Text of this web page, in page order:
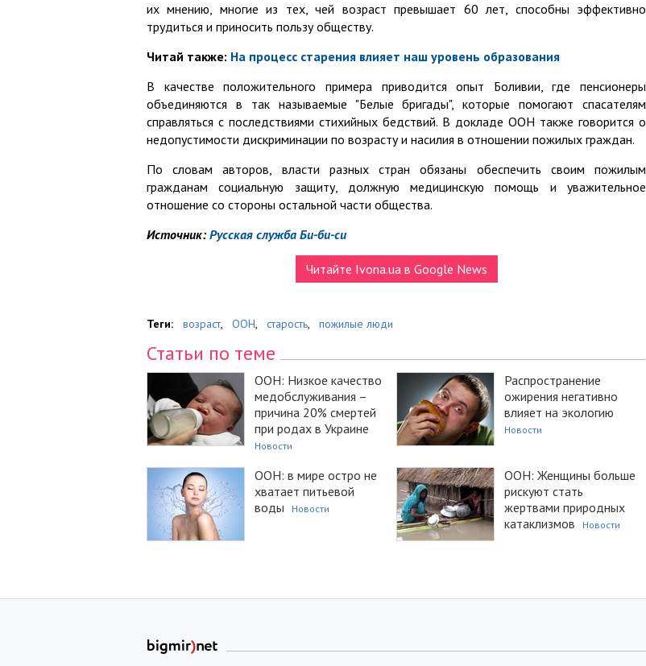
их мнению, многие из тех, чей возраст превышает 60 лет, способны эффективно
трудиться и приносить пользу обществу.
Читай также: На процесс старения влияет наш уровень образования
В качестве положительного примера приводится опыт Боливии, где пенсионеры
объединяются в так называемые "Белые бригады", которые помогают спасателям
справляться с последствиями стихийных бедствий. В докладе ООН также говорится о
недопустимости дискриминации по возрасту и насилия в отношении пожилых граждан.
По словам авторов, власти разных стран обязаны обеспечить своим пожилым
гражданам социальную защиту, должную медицинскую помощь и уважительное
отношение со стороны остальной части общества.
Источник:Русская служба Би-би-си
Читайте Ivona.ua в Google News
Теги: возраст, ООН, старость, пожилые люди
Статьи по теме
ООН: Низкое качество
медобслуживания –
причина 20% смертей
при родах в Украине
Новости
Распространение
ожирения негативно
влияет на экологию
Новости
ООН: в мире остро не
хватает питьевой
воды
Новости
ООН: Женщины больше
рискуют стать
жертвами природных
катаклизмов
Новости